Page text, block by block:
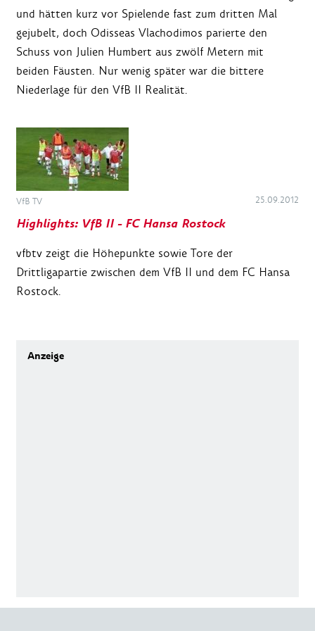
und hätten kurz vor Spielende fast zum dritten Mal
gejubelt, doch Odisseas Vlachodimos parierte den
Schuss von Julien Humbert aus zwölf Metern mit
beiden Fäusten. Nur wenig später war die bittere
Niederlage für den VfB II Realität.
VfB TV 25.09.2012
Highlights: VfB II - FC Hansa Rostock
vfbtv zeigt die Höhepunkte sowie Tore der
Drittligapartie zwischen dem VfB II und dem FC Hansa
Rostock.